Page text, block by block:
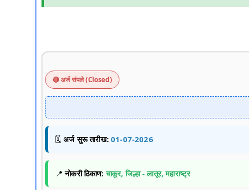
🔴 अर्ज संपले (Closed)
🗓️अर्ज सुरू तारीख: 01-07-2026
📍नोकरी ठिकाण: चाकूर, जिल्हा - लातूर, महाराष्ट्र